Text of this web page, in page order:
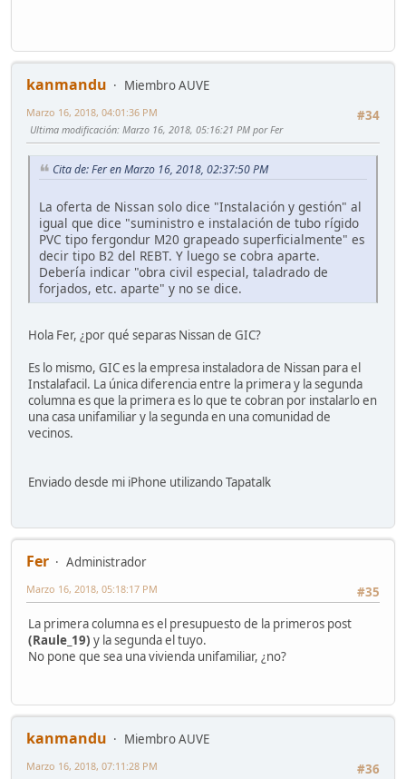
kanmandu
Miembro AUVE
#34
Marzo 16, 2018, 04:01:36 PM
Ultima modificación: Marzo 16, 2018, 05:16:21 PM por Fer
Cita de: Fer en Marzo 16, 2018, 02:37:50 PM
La oferta de Nissan solo dice "Instalación y gestión" al
igual que dice "suministro e instalación de tubo rígido
PVC tipo fergondur M20 grapeado superficialmente" es
decir tipo B2 del REBT. Y luego se cobra aparte.
Debería indicar "obra civil especial, taladrado de
forjados, etc. aparte" y no se dice.
Hola Fer, ¿por qué separas Nissan de GIC?
Es lo mismo, GIC es la empresa instaladora de Nissan para el
Instalafacil. La única diferencia entre la primera y la segunda
columna es que la primera es lo que te cobran por instalarlo en
una casa unifamiliar y la segunda en una comunidad de
vecinos.
Enviado desde mi iPhone utilizando Tapatalk
Fer
Administrador
#35
Marzo 16, 2018, 05:18:17 PM
La primera columna es el presupuesto de la primeros post
(Raule_19) y la segunda el tuyo.
No pone que sea una vivienda unifamiliar, ¿no?
kanmandu
Miembro AUVE
#36
Marzo 16, 2018, 07:11:28 PM